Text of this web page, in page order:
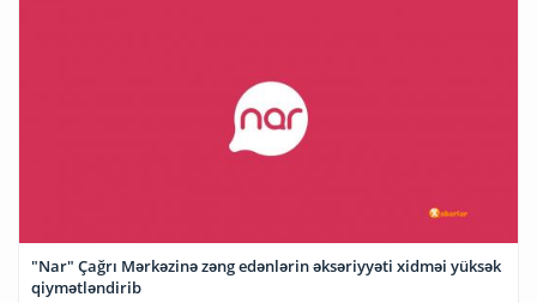
"Nar" Çağrı Mərkəzinə zəng edənlərin əksəriyyəti xidməi yüksək
qiymətləndirib